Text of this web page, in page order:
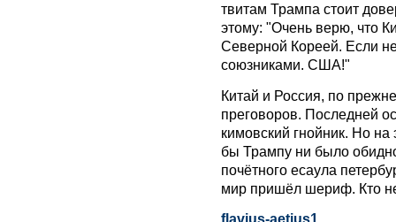
твитам Трампа стоит
этому: "Очень верю, что
Северной Кореей. Если
союзниками. США!"
Китай и Россия, по
преговоров. Последней
кимовский гнойник. Но на
бы Трампу ни было
почётного есаула
мир пришёл шериф. Кто
flavius-aetius1